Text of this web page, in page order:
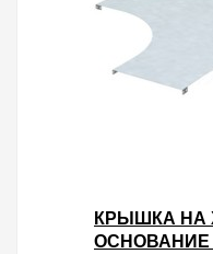
КРЫШКА НА
ОСНОВАНИЕ